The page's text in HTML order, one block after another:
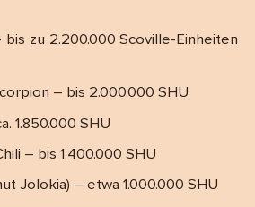
bis zu 2.200.000 Scoville-Einheiten
– bis 2.000.000 SHU
1.850.000 SHU
– bis 1.400.000 SHU
Jolokia) – etwa 1.000.000 SHU